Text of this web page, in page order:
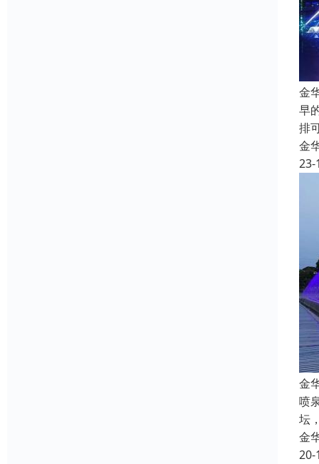
金
早
排
金
23-
金
喷
坛
金
20-